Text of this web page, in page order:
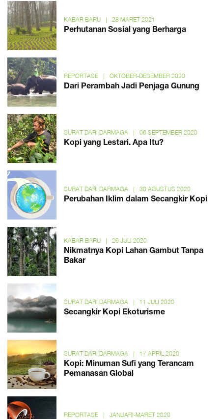
KABAR BARU | 28 MARET 2021
Perhutanan Sosial yang Berharga
REPORTASE | OKTOBER-DESEMBER 2020
Dari Perambah Jadi Penjaga Gunung
SURAT DARI DARMAGA | 06 SEPTEMBER 2020
Kopi yang Lestari. Apa Itu?
SURAT DARI DARMAGA | 30 AGUSTUS 2020
Perubahan Iklim dalam Secangkir Kopi
KABAR BARU | 26 JULI 2020
Nikmatnya Kopi Lahan Gambut Tanpa
Bakar
SURAT DARI DARMAGA | 11 JULI 2020
Secangkir Kopi Ekoturisme
SURAT DARI DARMAGA | 17 APRIL 2020
Kopi: Minuman Sufi yang Terancam
Pemanasan Global
REPORTASE | JANUARI-MARET 2020